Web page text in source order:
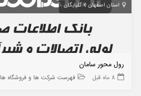
استان اصفهان گلپایگان
رول محور سامان
8 ماه قبل فهرست شرکت ها و فروشگاه ها